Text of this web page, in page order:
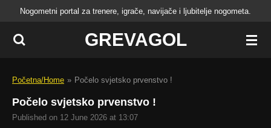
Skip
main
GREVAGOL
Nogometni portal za trenere, igrače, navijače i ljubitelje nogometa.
Početna/Home » Počelo svjetsko prvenstvo !
Počelo svjetsko prvenstvo !
Published on 12 June 2026 at 13:07